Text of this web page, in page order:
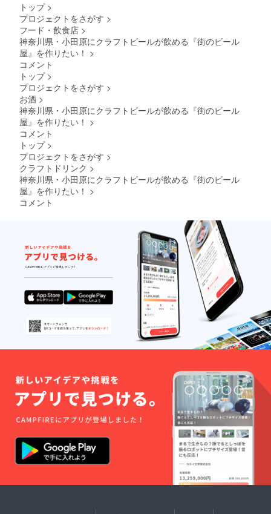
があり
す。 ※
文字校
お間違
えのな
ます。
れてい
ます。
択でき
ませ
トップ >
プロジェクトをさがす >
フード・飲食店 >
神奈川県・小田原にクラフトビールが飲める『街のビール
屋』を作りたい！ >
コメント
トップ >
プロジェクトをさがす >
お酒 >
神奈川県・小田原にクラフトビールが飲める『街のビール
屋』を作りたい！ >
コメント
トップ >
プロジェクトをさがす >
クラフトドリンク >
神奈川県・小田原にクラフトビールが飲める『街のビール
屋』を作りたい！ >
コメント